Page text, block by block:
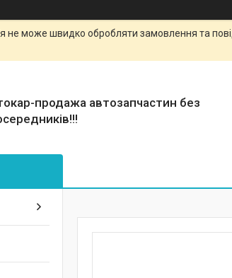
не може швидко обробляти замовлення та
продажа автозапчастин без